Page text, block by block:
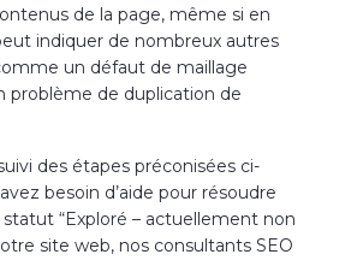
de la page, même si en
indiquer de nombreux autres
un défaut de maillage
problème de duplication de
des étapes préconisées ci-
besoin d’aide pour résoudre
statut “Exploré – actuellement non
site web, nos consultants SEO